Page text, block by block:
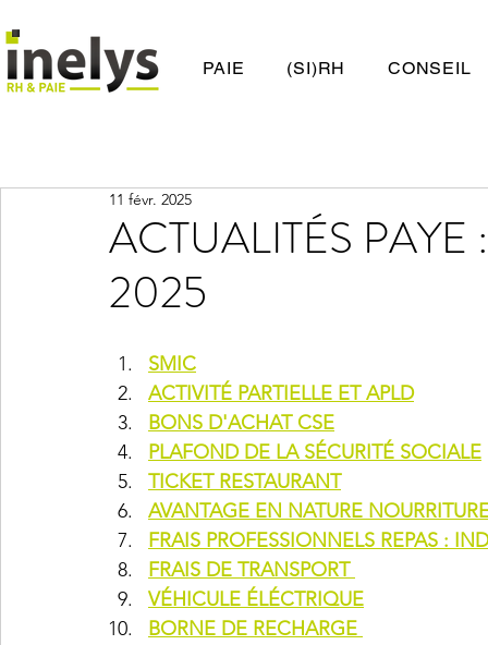
PAIE (SI)RH CONSEIL
ACTUALITÉS
2025
11 févr. 2025
SMIC
ACTIVITÉ PARTIELLE ET APLD
BONS D'ACHAT CSE
PLAFOND DE LA SÉCURITÉ SOCIALE
TICKET RESTAURANT
AVANTAGE EN NATURE
FRAIS PROFESSIONNELS REPAS :
FRAIS DE TRANSPORT
VÉHICULE ÉLÉCTRIQUE
BORNE DE RECHARGE